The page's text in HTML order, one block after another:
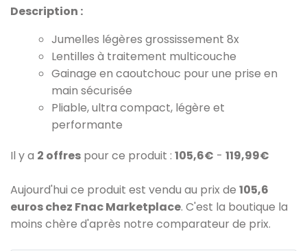
Description :
Jumelles légères grossissement 8x
Lentilles à traitement multicouche
Gainage en caoutchouc pour une prise en
main sécurisée
Pliable, ultra compact, légère et
performante
Il y a 2 offres pour ce produit : 105,6€ - 119,99€
Aujourd'hui ce produit est vendu au prix de 105,6
euros chez Fnac Marketplace. C'est la boutique la
moins chère d'après notre comparateur de prix.